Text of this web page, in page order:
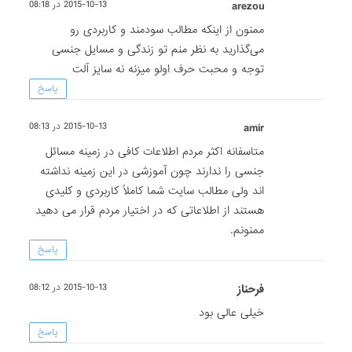
arezou 2015-10-13 در 08:18
ممنون از اینکه مطالب سودمند و کاربردی رو
می‌گذارید به نظر منم تو زندگی و مسایل جنسی
توجه و محبت حرف اولو میزنه نه سایز آلت
پاسخ
amir 2015-10-13 در 08:13
متاسفانه اکثر مردم اطلاعات کافی در زمینه مسائل
جنسی را ندارند چون آموزشی در این زمینه نداشته
اند ولی مطالب سایت شما کاملاً کاربردی و کلیدی
هستند از اطلاعاتی که در اختیار مردم قرار می دهید
ممنونم.
پاسخ
فرحناز 2015-10-13 در 08:12
خیلی عالی بود
پاسخ